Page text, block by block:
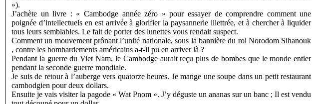
»).
J’achète un livre : « Cambodge année zéro » pour essayer de comprendre comment une
poignée d’intellectuels en est arrivée à glorifier la paysannerie illettrée, et à chercher à liquider
tous leurs semblables. Le fait de porter des lunettes vous rendait suspect.
Comment un mouvement prônant l’unité nationale, sous la bannière du roi Norodom Sihanouk
, contre les bombardements américains a-t-il pu en arriver là ?
Pendant la guerre du Viet Nam, le Cambodge aurait reçu plus de bombes que le monde entier
pendant la seconde guerre mondiale.
Je suis de retour à l’auberge vers quatorze heures. Je mange une soupe dans un petit restaurant
cambodgien pour deux dollars.
Ensuite je vais visiter la pagode « Wat Pnom ». J’y déguste un ananas sur un banc ; Il est vendu